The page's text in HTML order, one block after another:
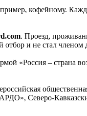
кофейному.
. Проезд,
и не стал членом
«Россия – страна
Северо-